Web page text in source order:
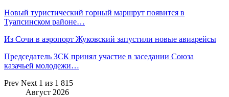
Новый туристический горный маршрут появится в
Туапсинском районе…
Из Сочи в аэропорт Жуковский запустили новые авиарейсы
Председатель ЗСК принял участие в заседании Союза
казачьей молодежи…
Prev Next 1 из 1 815
Август 2026